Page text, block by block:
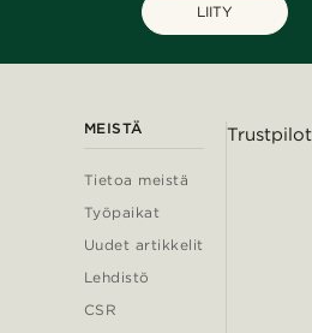
LIITY
MEISTÄ
Tietoa meistä
Työpaikat
Uudet artikkelit
Lehdistö
CSR
Trustpilot